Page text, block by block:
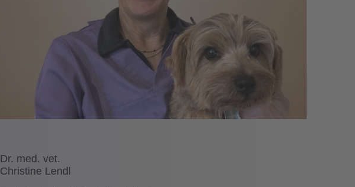
Dr. med. vet.
Christine Lendl